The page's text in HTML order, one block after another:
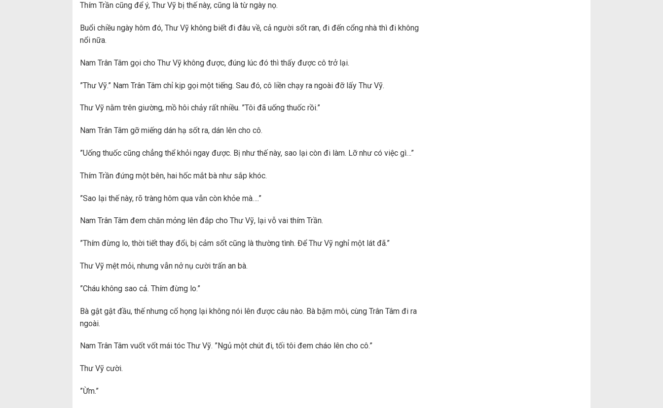
Thím Trần cũng để ý, Thư Vỹ bị thế này, cũng là từ ngày nọ.
Buổi chiều ngày hôm đó, Thư Vỹ không biết đi đâu về, cả người sốt ran, đi đến cổng nhà thì đi không
nổi nữa.
Nam Trân Tâm gọi cho Thư Vỹ không được, đúng lúc đó thì thấy được cô trở lại.
”Thư Vỹ.” Nam Trân Tâm chỉ kịp gọi một tiếng. Sau đó, cô liền chạy ra ngoài đỡ lấy Thư Vỹ.
Thư Vỹ nằm trên giường, mồ hôi chảy rất nhiều. ”Tôi đã uống thuốc rồi.”
Nam Trân Tâm gỡ miếng dán hạ sốt ra, dán lên cho cô.
”Uống thuốc cũng chẳng thể khỏi ngay được. Bị như thế này, sao lại còn đi làm. Lỡ như có việc gì…”
Thím Trần đứng một bên, hai hốc mắt bà như sắp khóc.
”Sao lại thế này, rõ tràng hôm qua vẫn còn khỏe mà….”
Nam Trân Tâm đem chăn mỏng lên đắp cho Thư Vỹ, lại vỗ vai thím Trần.
”Thím đừng lo, thời tiết thay đổi, bị cảm sốt cũng là thường tình. Để Thư Vỹ nghỉ một lát đã.”
Thư Vỹ mệt mỏi, nhưng vẫn nở nụ cười trấn an bà.
”Cháu không sao cả. Thím đừng lo.”
Bà gật gật đầu, thế nhưng cổ họng lại không nói lên được câu nào. Bà bặm môi, cùng Trân Tâm đi ra
ngoài.
Nam Trân Tâm vuốt vốt mái tóc Thư Vỹ. ”Ngủ một chút đi, tối tôi đem cháo lên cho cô.”
Thư Vỹ cười.
”Ừm.”